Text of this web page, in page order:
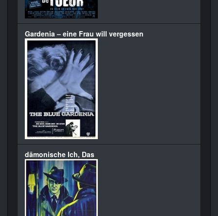
Gardenia – eine Frau will vergessen
dämonische Ich, Das